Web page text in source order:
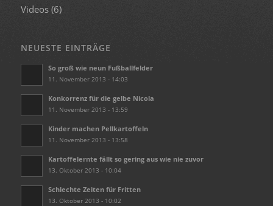
Videos(6)
NEUESTE EINTRÄGE
So groß wie neun Fußballfelder
11. November 2013 - 14:03
Konkorrenz für die gelbe Nicola
11. November 2013 - 13:59
Kinder machen Pellkartoffeln
11. November 2013 - 13:58
Kartoffelernte fällt so gering aus wie nie zuvor
13. Oktober 2013 - 10:04
Schlechte Zeiten für Fritten
13. Oktober 2013 - 10:02